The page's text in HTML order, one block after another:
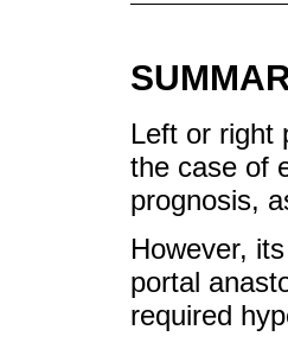
Left or right
the case of
prognosis,
However,
portal
required